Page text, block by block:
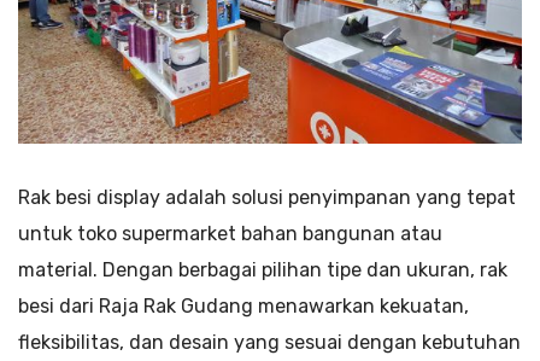
Rak besi display adalah solusi penyimpanan yang tepat
untuk toko supermarket bahan bangunan atau
material. Dengan berbagai pilihan tipe dan ukuran, rak
besi dari Raja Rak Gudang menawarkan kekuatan,
fleksibilitas, dan desain yang sesuai dengan kebutuhan